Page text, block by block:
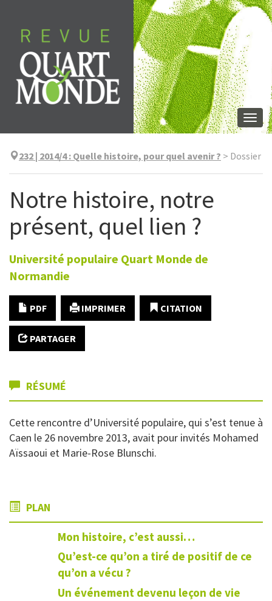
contenu
232 | 2014/4: Quelle histoire, pour quel avenir ? > Dossier
Notre histoire, notre
présent, quel lien ?
Université populaire Quart Monde de
Normandie
PDF IMPRIMER CITATION
PARTAGER
RÉSUMÉ
Cette rencontre d’Université populaire, qui s’est tenue à
Caen le 26 novembre 2013, avait pour invités Mohamed
Aïssaoui et Marie-Rose Blunschi.
PLAN
Mon histoire, c’est aussi…
Qu’est-ce qu’on a tiré de positif de ce
qu’on a vécu ?
Un événement devenu leçon de vie